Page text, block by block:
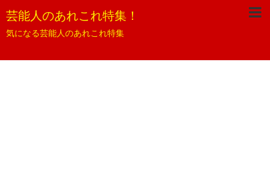
芸能人のあれこれ特集！
気になる芸能人のあれこれ特集